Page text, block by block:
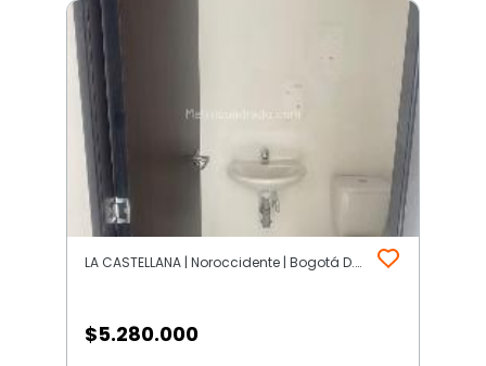
LA CASTELLANA | Noroccidente | Bogotá D.C.
$5.280.000